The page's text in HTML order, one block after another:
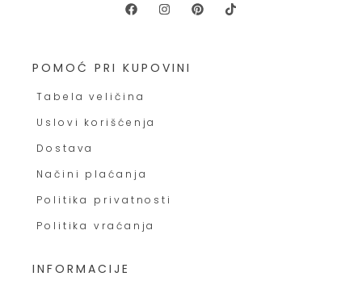
POMOĆ PRI KUPOVINI
Tabela veličina
Uslovi korišćenja
Dostava
Načini plaćanja
Politika privatnosti
Politika vraćanja
INFORMACIJE